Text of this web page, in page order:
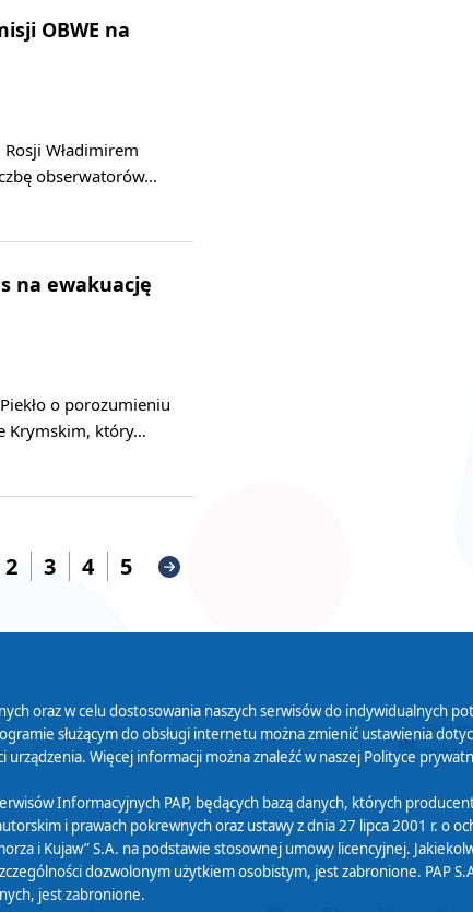
OBWE na
Władimirem
obserwatorów…
na ewakuację
o porozumieniu
Krymskim, który…
2 3 4 5
Cyfryzacja DAB+
oraz w celu dostosowania naszych serwisów do indywidualnych
służącym do obsługi internetu można zmienić ustawienia
Więcej informacji można znaleźć w naszej Polityce
Informacyjnych PAP, będących bazą danych, których
i prawach pokrewnych oraz ustawy z dnia 27 lipca 2001 r. o
i Kujaw” S.A. na podstawie stosownej umowy licencyjnej.
dozwolonym użytkiem osobistym, jest zabronione. PAP
jest zabronione.